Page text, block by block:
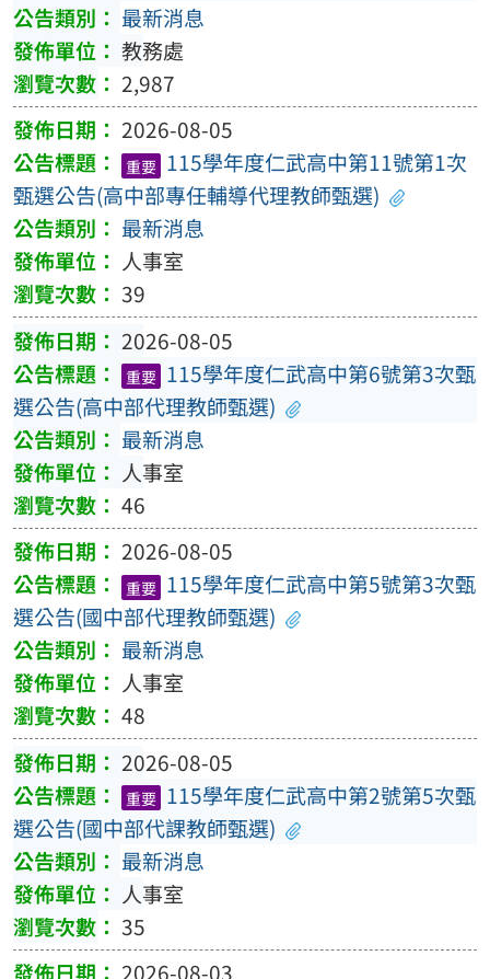
最新消息
教務處
2,987
2026-08-05
重要 115學年度仁武高中第11號第1次
甄選公告(高中部專任輔導代理教師甄選)
最新消息
人事室
39
2026-08-05
重要 115學年度仁武高中第6號第3次甄
選公告(高中部代理教師甄選)
最新消息
人事室
46
2026-08-05
重要 115學年度仁武高中第5號第3次甄
選公告(國中部代理教師甄選)
最新消息
人事室
48
2026-08-05
重要 115學年度仁武高中第2號第5次甄
選公告(國中部代課教師甄選)
最新消息
人事室
35